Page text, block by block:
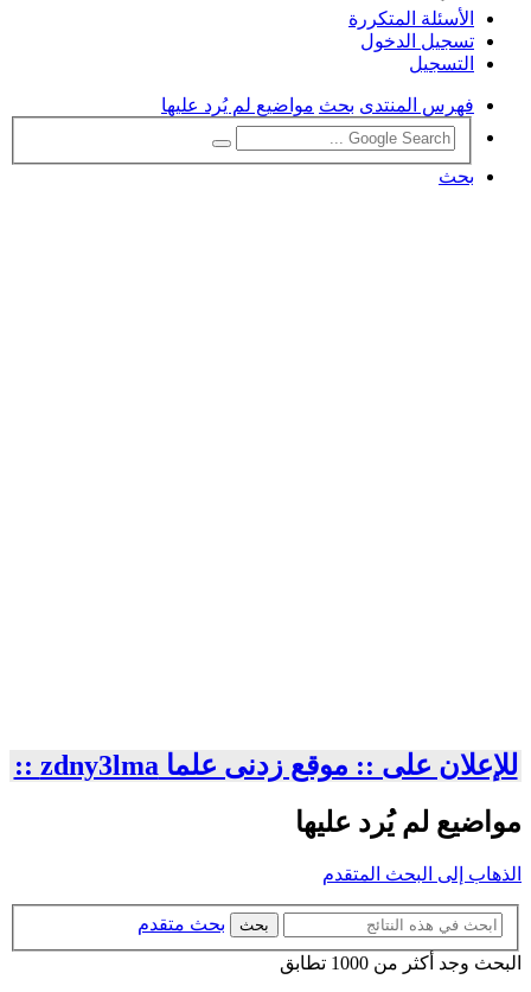
الأسئلة المتكررة
تسجيل الدخول
التسجيل
فهرس المنتدى بحث مواضيع لم يُرد عليها
بحث
للإعلان على :: موقع زدنى علما zdny3lma ::
مواضيع لم يُرد عليها
الذهاب إلى البحث المتقدم
بحث
بحث متقدم
البحث وجد أكثر من 1000 تطابق